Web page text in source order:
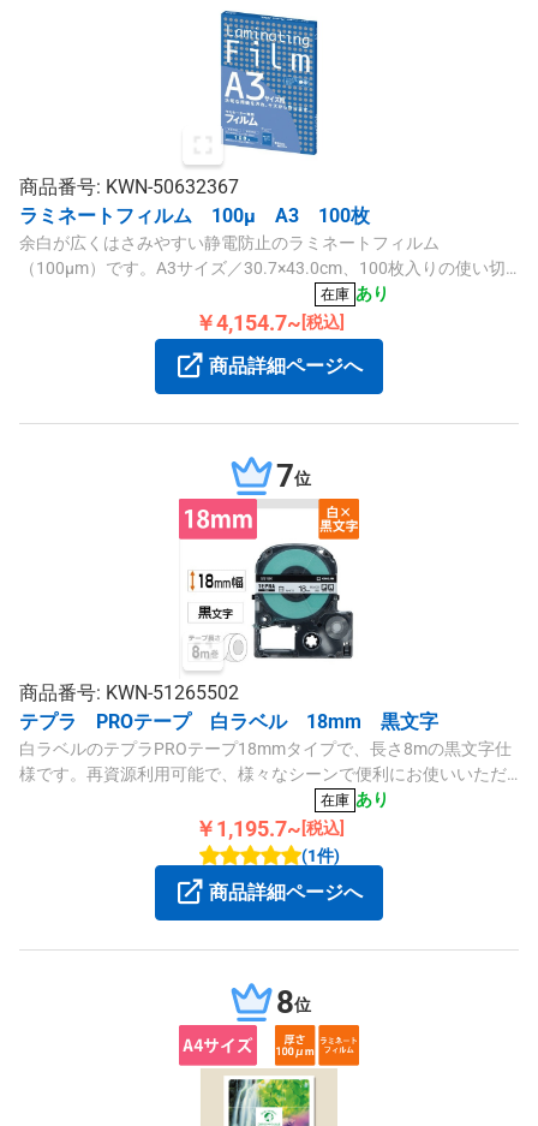
商品番号: KWN-50632367
ラミネートフィルム 100μ A3 100枚
余白が広くはさみやすい静電防止のラミネートフィルム
（100μm）です。A3サイズ／30.7×43.0cm、100枚入りの使い切
りタイプで、アスカ製ラミネーターに適合します。
在庫 あり
￥4,154.7~ [税込]
商品詳細ページへ
7位
商品番号: KWN-51265502
テプラ PROテープ 白ラベル 18mm 黒文字
白ラベルのテプラPROテープ18mmタイプで、長さ8mの黒文字仕
様です。再資源利用可能で、様々なシーンで便利にお使いいただ
在庫 あり
￥1,195.7~ [税込]
(1件)
商品詳細ページへ
8位